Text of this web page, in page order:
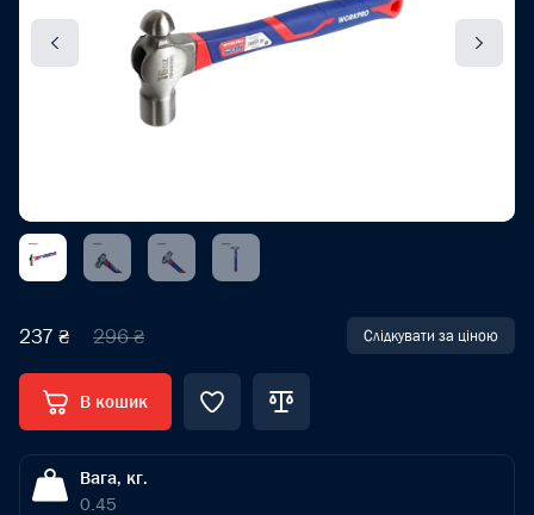
237 ₴ 296 ₴ Слідкувати за ціною
В кошик
Вага, кг.
0.45